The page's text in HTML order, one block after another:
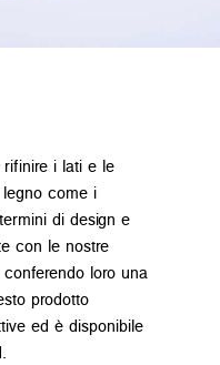
i lati e le
come i
di design e
con le nostre
loro una
prodotto
ed è disponibile